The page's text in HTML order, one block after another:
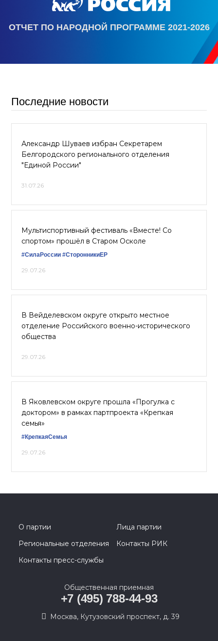
ОТЧЕТ ПО НАРОДНОЙ ПРОГРАММЕ 2021-2026
Последние новости
Александр Шуваев избран Секретарем
Белгородского регионального отделения
"Единой России"
31.07.26
Мультиспортивный фестиваль «Вместе! Со
спортом» прошёл в Старом Осколе
#СилаРоссии #СторонникиЕР
29.07.26
В Вейделевском округе открыто местное
отделение Российского военно-исторического
общества
29.07.26
В Яковлевском округе прошла «Прогулка с
доктором» в рамках партпроекта «Крепкая
семья»
#КрепкаяСемья
29.07.26
О партии
Лица партии
Региональные отделения
Контакты РИК
Контакты пресс-службы
Общественная приемная
+7 (495) 788-44-93
Москва, Кутузовский проспект, д. 39